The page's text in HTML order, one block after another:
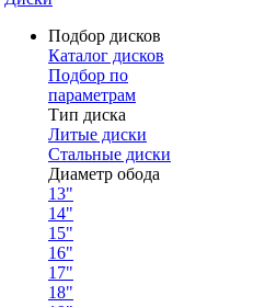
Подбор дисков
Каталог дисков
Подбор по
параметрам
Тип диска
Литые диски
Стальные диски
Диаметр обода
13"
14"
15"
16"
17"
18"